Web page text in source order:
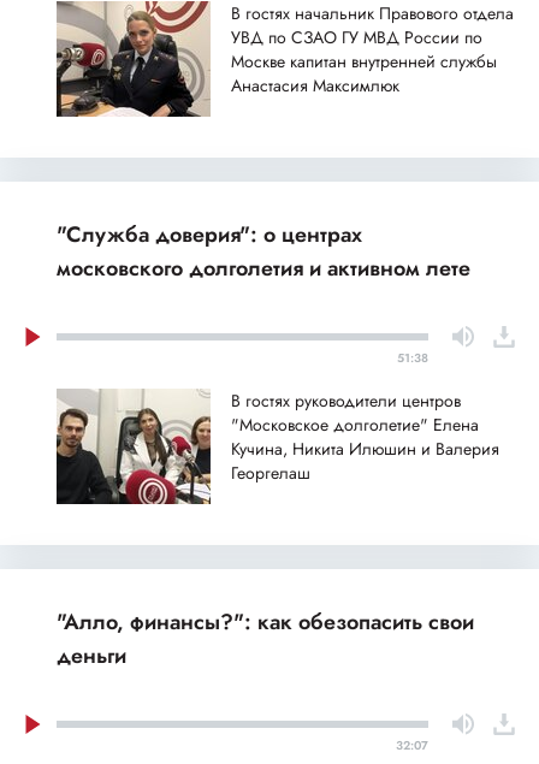
В гостях начальник Правового отдела
УВД по СЗАО ГУ МВД России по
Москве капитан внутренней службы
Анастасия Максимлюк
"Служба доверия": о центрах
московского долголетия и активном лете
51:38
В гостях руководители центров
"Московское долголетие" Елена
Кучина, Никита Илюшин и Валерия
Георгелаш
"Алло, финансы?": как обезопасить свои
деньги
32:07